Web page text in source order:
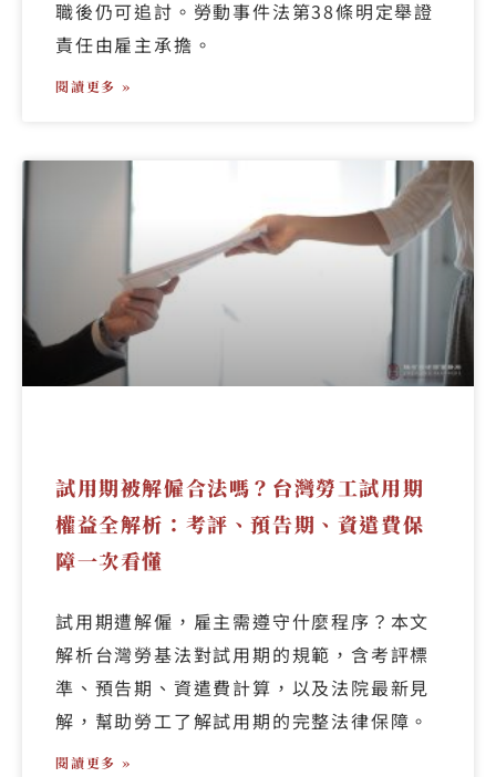
職後仍可追討。勞動事件法第38條明定舉證
責任由雇主承擔。
閱讀更多 »
試用期被解僱合法嗎？台灣勞工試用期
權益全解析：考評、預告期、資遣費保
障一次看懂
試用期遭解僱，雇主需遵守什麼程序？本文
解析台灣勞基法對試用期的規範，含考評標
準、預告期、資遣費計算，以及法院最新見
解，幫助勞工了解試用期的完整法律保障。
閱讀更多 »